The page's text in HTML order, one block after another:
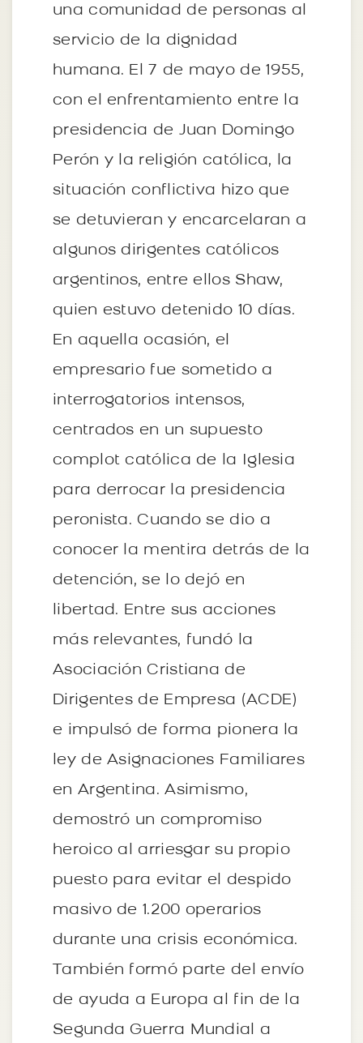
una comunidad de personas al
servicio de la dignidad
humana. El 7 de mayo de 1955,
con el enfrentamiento entre la
presidencia de Juan Domingo
Perón y la religión católica, la
situación conflictiva hizo que
se detuvieran y encarcelaran a
algunos dirigentes católicos
argentinos, entre ellos Shaw,
quien estuvo detenido 10 días.
En aquella ocasión, el
empresario fue sometido a
interrogatorios intensos,
centrados en un supuesto
complot católica de la Iglesia
para derrocar la presidencia
peronista. Cuando se dio a
conocer la mentira detrás de la
detención, se lo dejó en
libertad. Entre sus acciones
más relevantes, fundó la
Asociación Cristiana de
Dirigentes de Empresa (ACDE)
e impulsó de forma pionera la
ley de Asignaciones Familiares
en Argentina. Asimismo,
demostró un compromiso
heroico al arriesgar su propio
puesto para evitar el despido
masivo de 1.200 operarios
durante una crisis económica.
También formó parte del envío
de ayuda a Europa al fin de la
Segunda Guerra Mundial a